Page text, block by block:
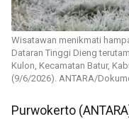
Wisatawan menikmati
Dataran Tinggi Dieng
Kulon, Kecamatan Batur,
(9/6/2026). ANTARA/
Purwokerto